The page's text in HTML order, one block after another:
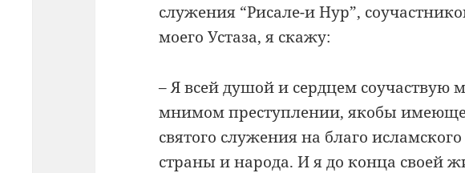
служения “Рисале-и Нур”,
моего Устаза, я скажу:
– Я всей душой и сердцем соучаствую
мнимом преступлении, якобы
святого служения на благо
страны и народа. И я до конца своей